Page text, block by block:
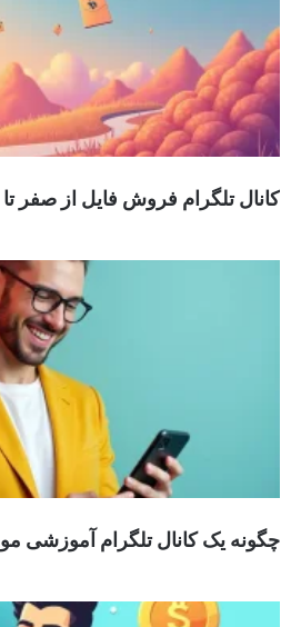
کانال تلگرام فروش فایل از صفر
چگونه یک کانال تلگرام آموزشی